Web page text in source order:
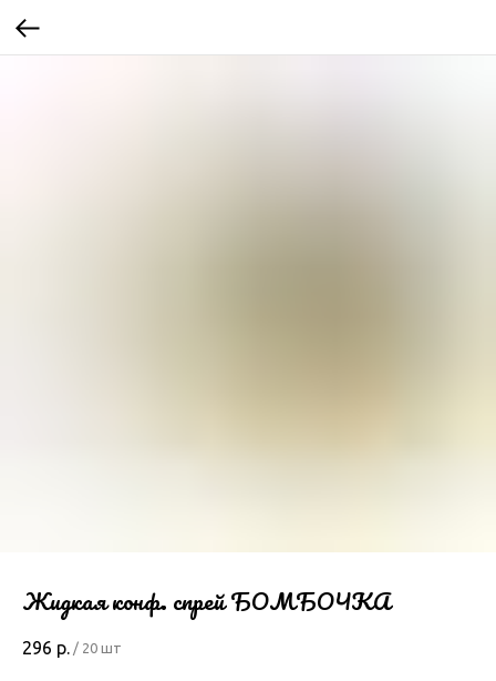
Жидкая конф. спрей БОМБОЧКА
296 р. / 20 шт